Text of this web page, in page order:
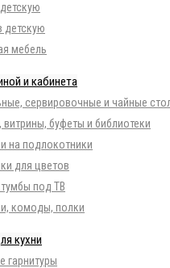
детскую
мебель
и кабинета
сервировочные и чайные
витрины, буфеты и библиотеки
на подлокотники
для цветов
под ТВ
комоды, полки
кухни
гарнитуры